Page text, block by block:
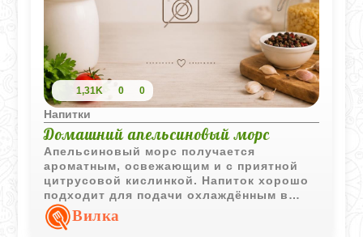
1,31K 0 0
Напитки
Домашний апельсиновый морс
Апельсиновый морс получается
ароматным, освежающим и с приятной
цитрусовой кислинкой. Напиток хорошо
подходит для подачи охлаждённым в
тёплое время года.
Вилка